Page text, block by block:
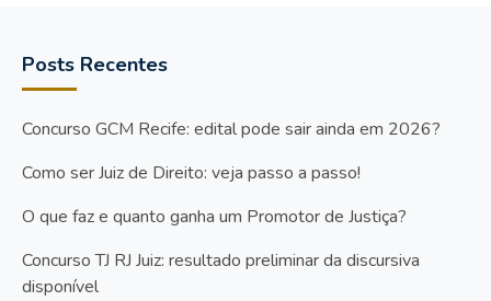
Posts Recentes
Concurso GCM Recife: edital pode sair ainda em 2026?
Como ser Juiz de Direito: veja passo a passo!
O que faz e quanto ganha um Promotor de Justiça?
Concurso TJ RJ Juiz: resultado preliminar da discursiva
disponível